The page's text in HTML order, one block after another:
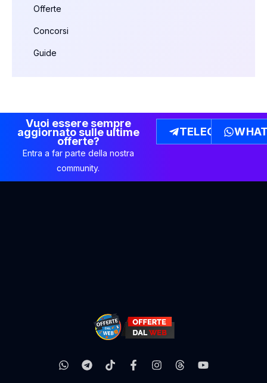
Offerte
Concorsi
Guide
Vuoi essere sempre
aggiornato sulle ultime
offerte?
Entra a far parte della nostra
community.
TELEGRAM